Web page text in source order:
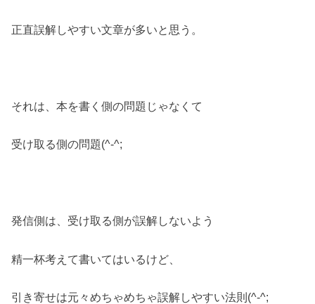
正直誤解しやすい文章が多いと思う。
それは、本を書く側の問題じゃなくて
受け取る側の問題(^-^;
発信側は、受け取る側が誤解しないよう
精一杯考えて書いてはいるけど、
引き寄せは元々めちゃめちゃ誤解しやすい法則(^-^;